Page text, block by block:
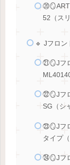
52（ス
🔹 Jフロ
㉑🪞Jフ
㉒🪞Jフ
SG（シ
㉓🪞Jフ
タイプ
㉔🪞Jフ